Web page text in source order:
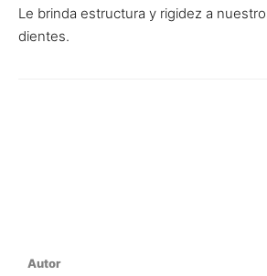
Le brinda estructura y rigidez a
dientes.
Autor